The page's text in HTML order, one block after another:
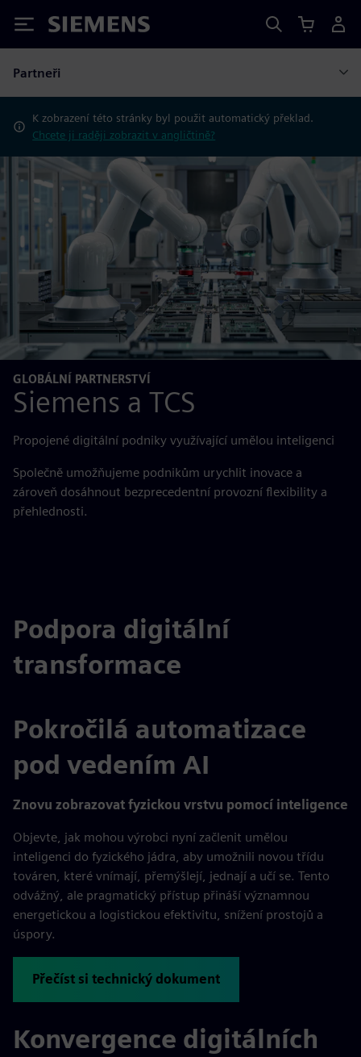
Siemens
Partneři
K zobrazení této stránky byl použit automatický překlad.
Chcete ji raději zobrazit v angličtině?
GLOBÁLNÍ PARTNERSTVÍ
Siemens a TCS
Propojené digitální podniky využívající umělou inteligenci
Společně umožňujeme podnikům urychlit inovace a
zároveň dosáhnout bezprecedentní provozní flexibility a
přehlednosti.
Podpora digitální
transformace
Pokročilá automatizace
pod vedením AI
Znovu zobrazovat fyzickou vrstvu pomocí inteligence
Objevte, jak mohou výrobci nyní začlenit umělou
inteligenci do fyzického jádra, aby umožnili novou třídu
továren, které vnímají, přemýšlejí, jednají a učí se. Tento
odvážný, ale pragmatický přístup přináší významnou
energetickou a logistickou efektivitu, snížení prostojů a
úspory.
Přečíst si technický dokument
Konvergence digitálních